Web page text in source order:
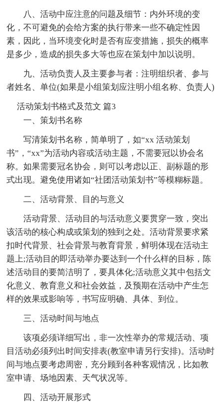
八、活动中应注意的问题及细节：内外环境的变
化，不可避免的会给方案的执行带来一些不确定性因
素，因此，当环境变化时是否有应变措施，损失的概率
是多少，造成的损失多大等也应在策划中加以说明。
九、活动负责人及主要参与者：注明组织者、参与
者姓名、单位(如果是小组策划应注明小组名称、负责人)
活动策划书格式及范文 篇3
一、策划书名称
写清策划书名称，简单明了，如“xx 活动策划
书”，“xx”为活动内容或活动主题，不需要冠以协会名
称。如果需要冠名协会，则可以考虑以正、副标题的形
式出现。避免使用诸如“社团活动策划书”等模糊标题。
二、活动背景、目的与意义
活动背景、活动目的与活动意义要贯穿一致，突出
该活动的核心构成或策划的独到之处。活动背景要求紧
扣时代背景、社会背景与教育背景，鲜明体现在活动主
题上;活动目的即活动举办要达到一个什么样的目标，陈
述活动目的要简洁明了，要具体化;活动意义其中包括文
化意义、教育意义和社会效益，及预期在活动中产生怎
样的效果或影响等，书写应明确、具体、到位。
三、活动时间与地点
该项必须详细写出，非一次性举办的常规活动、项
目活动必须列出时间安排表(教室申请另行安排)。活动时
间与地点要考虑周密，充分顾到各种客观情况，比如教
室申请、场地因素、天气状况等。
四、活动开展形式